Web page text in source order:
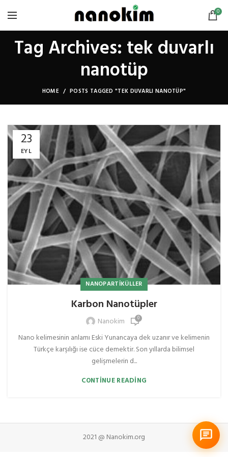
0
Tag Archives: tek duvarlı
nanotüp
HOME POSTS TAGGED "TEK DUVARLI NANOTÜP"
23
EYL
NANOPARTIKÜLLER
Karbon Nanotüpler
Nanokim 0
Nano kelimesinin anlamı Eski Yunancaya dek uzanır ve kelimenin
Türkçe karşılığı ise cüce demektir. Son yıllarda bilimsel
gelişmelerin d...
CONTINUE READING
2021 @ Nanokim.org